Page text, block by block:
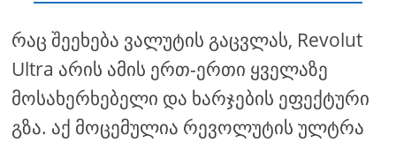
რაც შეეხება ვალუტის გაცვლას, Revolut
Ultra არის ამის ერთ-ერთი ყველაზე
მოსახერხებელი და ხარჯების ეფექტური
გზა. აქ მოცემულია რევოლუტის ულტრა